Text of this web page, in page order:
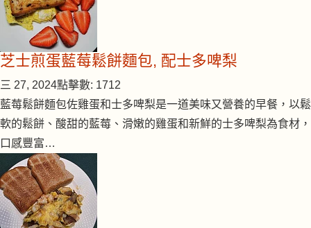
芝士煎蛋藍莓鬆餅麵包, 配士多啤梨
三 27, 2024點擊數: 1712
藍莓鬆餅麵包佐雞蛋和士多啤梨是一道美味又營養的早餐，以鬆
軟的鬆餅、酸甜的藍莓、滑嫩的雞蛋和新鮮的士多啤梨為食材，
口感豐富…